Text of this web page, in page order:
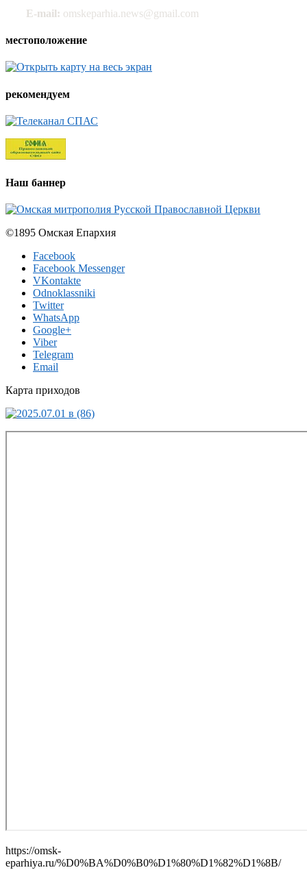
E-mail: omskeparhia.news@gmail.com
местоположение
рекомендуем
Наш баннер
©1895 Омская Епархия
Facebook
Facebook Messenger
VKontakte
Odnoklassniki
Twitter
WhatsApp
Google+
Viber
Telegram
Email
Карта приходов
https://omsk-
eparhiya.ru/%D0%BA%D0%B0%D1%80%D1%82%D1%8B/